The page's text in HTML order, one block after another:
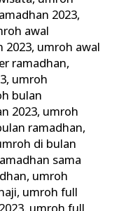
2023,
awal
2023, umroh awal
ramadhan,
, umroh
bulan
2023, umroh
ramadhan,
di bulan
sama
, umroh
, umroh full